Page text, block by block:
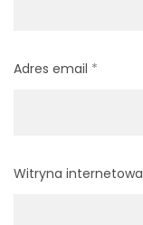
Adres email *
Witryna internetowa